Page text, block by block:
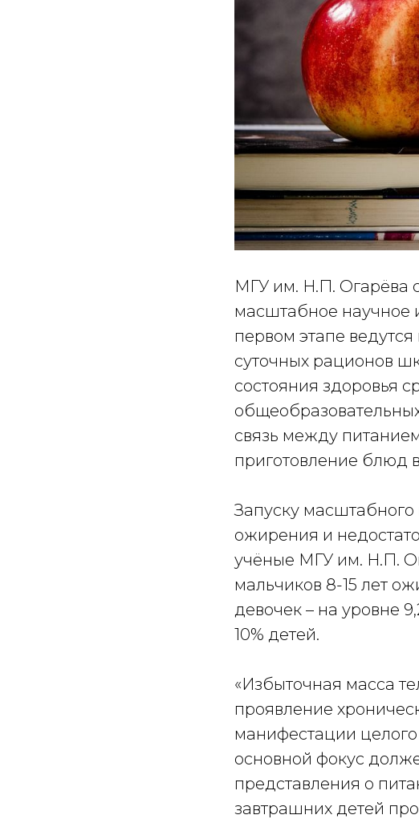
МГУ им. Н.П. Огарёва
масштабное научное
первом этапе
суточных рационов
состояния здоровья
связь между
приготовление блюд
Запуску
ожирения и
учёные МГУ им. Н.П.
мальчиков 8-15 лет
девочек – на уровне
10% детей.
«Избыточная масса
проявление
манифестации
основной фокус
представления о
завтрашних детей